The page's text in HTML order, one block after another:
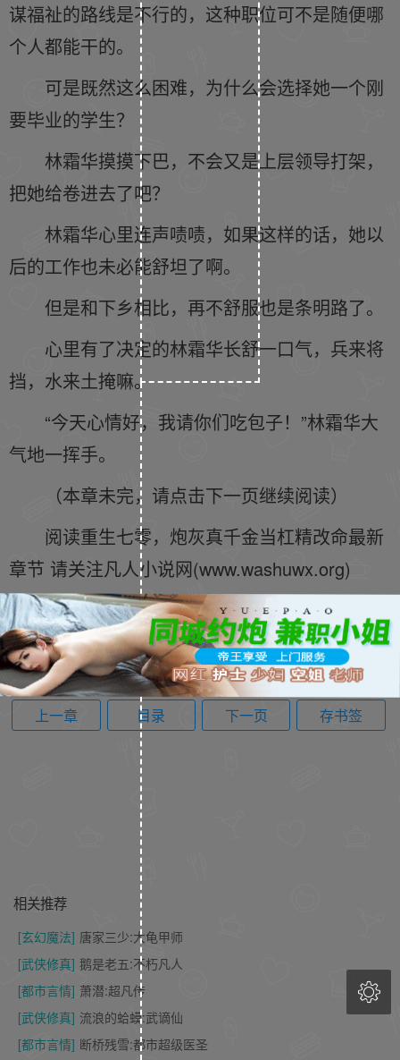
谋福祉的路线是不行的，这种职位可不是随便哪
个人都能干的。
可是既然这么困难，为什么会选择她一个刚
要毕业的学生？
林霜华摸摸下巴，不会又是上层领导打架，
把她给卷进去了吧？
林霜华心里连声啧啧，如果这样的话，她以
后的工作也未必能舒坦了啊。
但是和下乡相比，再不舒服也是条明路了。
心里有了决定的林霜华长舒一口气，兵来将
挡，水来土掩嘛。
“今天心情好，我请你们吃包子！”林霜华大
气地一挥手。
（本章未完，请点击下一页继续阅读）
阅读重生七零，炮灰真千金当杠精改命最新
章节 请关注凡人小说网(www.washuwx.org)
上一章 目录 下一页 存书签
相关推荐
[玄幻魔法] 唐家三少:大龟甲师
[武侠修真] 鹅是老五:不朽凡人
[都市言情] 萧潜:超凡传
[武侠修真] 流浪的蛤蟆:武谪仙
[都市言情] 断桥残雪:都市超级医圣
